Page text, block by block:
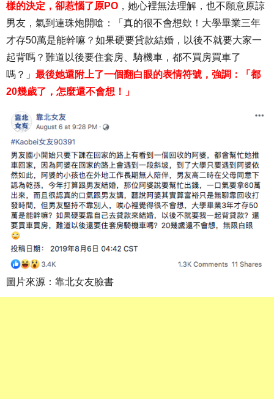
樣的決定，卻惹惱了原PO ，她心裡無法理解，也不願意原諒
男友，氣到連珠炮開嗆：「真的很不會想欸！大學畢業三年
才存50萬是能幹嘛？如果硬要貸款結婚，以後不就要大家一
起背嗎？難道以後要住套房、騎機車，都不買房買車了
嗎？」 最後她還附上了一個翻白眼的表情符號，強調：「都
20幾歲了，怎麼還不會想！」
圖片來源：靠北女友臉書